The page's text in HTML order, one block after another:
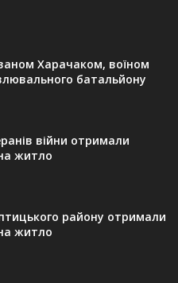
Харачаком, воїном
батальйону
війни отримали
житло
району отримали
житло